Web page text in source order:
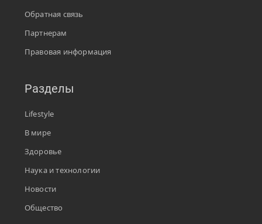
Обратная связь
Партнерам
Правовая информация
Разделы
Lifestyle
В мире
Здоровье
Наука и технологии
Новости
Общество